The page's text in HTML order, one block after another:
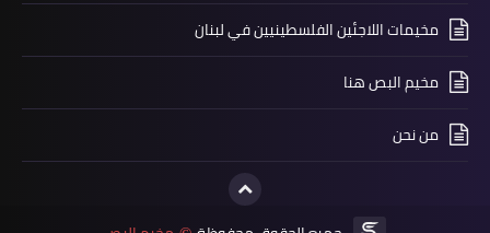
صحة
مخيمات اللاجئين الفلسطينيين في لبنان
مخيم البص هنا
من نحن